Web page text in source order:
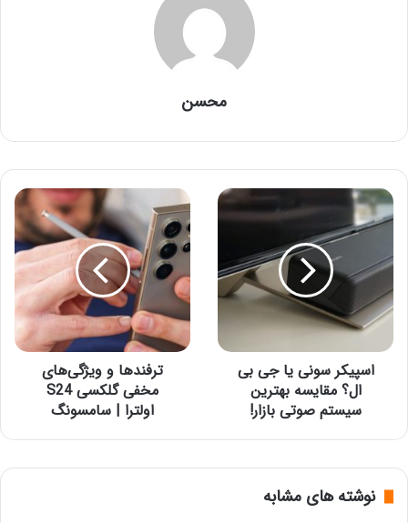
محسن
اسپیکر
سونی
جی
بی
ال؟
مقایسه
بهترین
سیستم
صوتیاسپیکر سونی یا جی بی
ال؟ مقایسه بهترین
سیستم صوتی بازار!
ترفندها
و
ویژگی‌های
مخفی
گلکسی
S24
اولترا
سامسونگ
ترفندها و ویژگی‌های
مخفی گلکسی S24
اولترا | سامسونگ
نوشته های مشابه